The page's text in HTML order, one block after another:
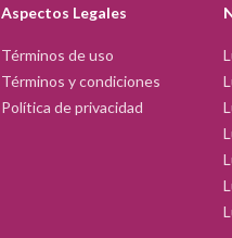
Aspectos Legales
Términos de uso
Términos y condiciones
Política de privacidad